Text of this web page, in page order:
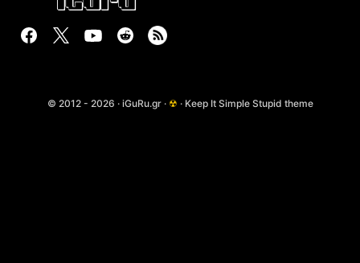
© 2012 - 2026 · iGuRu.gr · ☢ · Keep It Simple Stupid theme